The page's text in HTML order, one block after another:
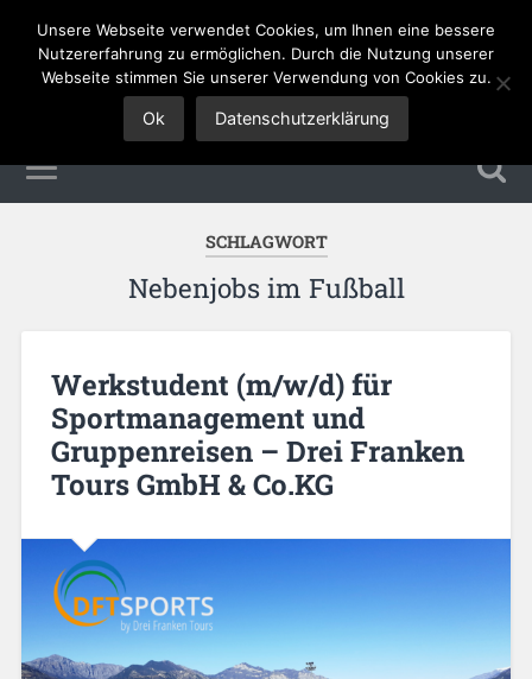
Tourismus Jobs
SCHLAGWORT
Nebenjobs im Fußball
Werkstudent (m/w/d) für
Sportmanagement und
Gruppenreisen – Drei Franken
Tours GmbH & Co.KG
Unsere Webseite verwendet Cookies, um Ihnen eine bessere
Nutzererfahrung zu ermöglichen. Durch die Nutzung unserer
Webseite stimmen Sie unserer Verwendung von Cookies zu.
Ok Datenschutzerklärung